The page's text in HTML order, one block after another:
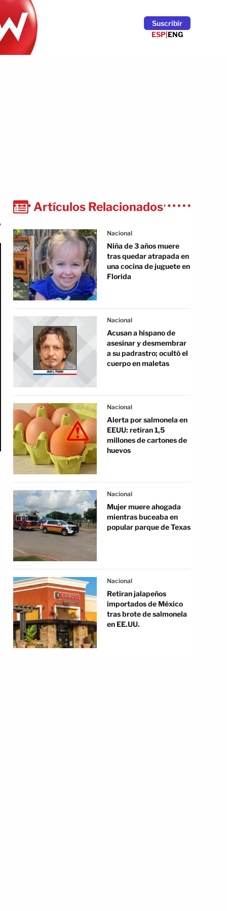
Suscribír
ESP|ENG
Artículos Relacionados
Nacional
Niña de 3 años muere
tras quedar atrapada en
una cocina de juguete en
Florida
Nacional
Acusan a hispano de
asesinar y desmembrar
a su padrastro; ocultó el
cuerpo en maletas
Nacional
Alerta por salmonela en
EEUU: retiran 1,5
millones de cartones de
huevos
Nacional
Mujer muere ahogada
mientras buceaba en
popular parque de Texas
Nacional
Retiran jalapeños
importados de México
tras brote de salmonela
en EE.UU.